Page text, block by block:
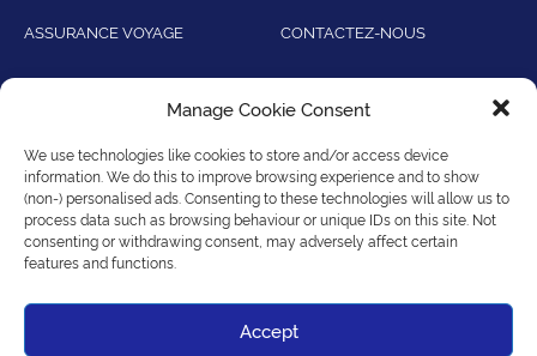
Manage Cookie Consent
We use technologies like cookies to store and/or access device
information. We do this to improve browsing experience and to show
(non-) personalised ads. Consenting to these technologies will allow us to
process data such as browsing behaviour or unique IDs on this site. Not
consenting or withdrawing consent, may adversely affect certain
features and functions.
Accept
ASSURANCE VOYAGE
EXCURSIONS
CONTACTEZ-NOUS
CONSEILS AUX VOYAGEURS
DU MINISTÈRE DES